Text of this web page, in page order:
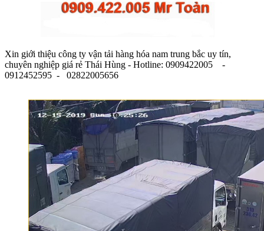
Xin giới thiệu công ty vận tải hàng hóa nam trung bắc uy tín,
chuyên nghiệp giá rẻ Thái Hùng - Hotline: 0909422005 -
0912452595 - 02822005656